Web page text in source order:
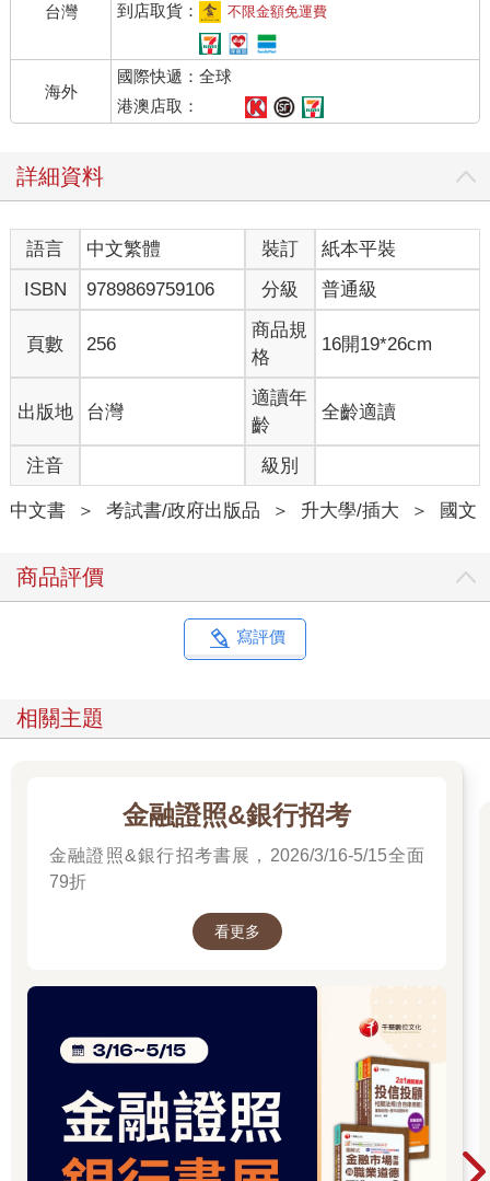
台灣
到店取貨：
不限金額免運費
海外
國際快遞：全球
港澳店取：
詳細資料
語言 中文繁體 裝訂
紙本平裝
ISBN
9789869759106 分級 普通級
頁數 256
商品規
格
16開19*26cm
出版地 台灣
適讀年
齡
全齡適讀
注音 級別
中文書 ＞ 考試書/政府出版品 ＞ 升大學/插大 ＞ 國文
商品評價
寫評價
相關主題
金融證照&銀行招考
金融證照&銀行招考書展，2026/3/16-5/15全面
79折
看更多